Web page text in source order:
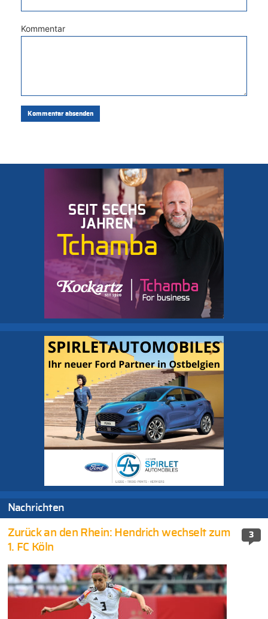
Kommentar
Nachrichten
3
Zurück an den Rhein: Hendrich wechselt zum
1. FC Köln